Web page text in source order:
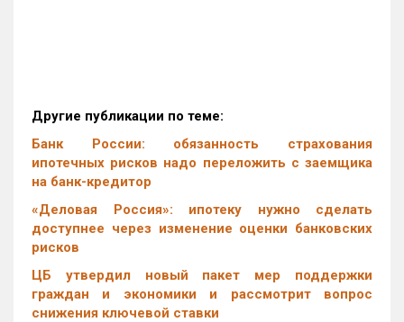
Другие публикации по теме:
Банк России: обязанность страхования
ипотечных рисков надо переложить с заемщика
на банк-кредитор
«Деловая Россия»: ипотеку нужно сделать
доступнее через изменение оценки банковских
рисков
ЦБ утвердил новый пакет мер поддержки
граждан и экономики и рассмотрит вопрос
снижения ключевой ставки